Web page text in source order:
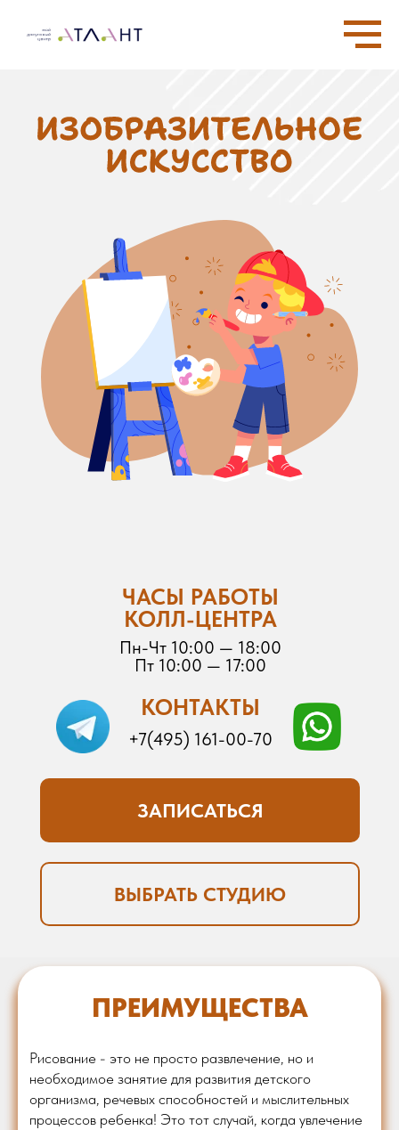
+7(495) 161-00-70
КОНТАКТЫ
Пн-Чт 10:00 — 18:00
Пт 10:00 — 17:00
ЧАСЫ РАБОТЫ
КОЛЛ-ЦЕНТРА
ЗАПИСАТЬСЯ
ВЫБРАТЬ СТУДИЮ
Рисование - это не просто развлечение, но и
необходимое занятие для развития детского
организма, речевых способностей и мыслительных
процессов ребенка! Это тот случай, когда увлечение
ПРЕИМУЩЕСТВА